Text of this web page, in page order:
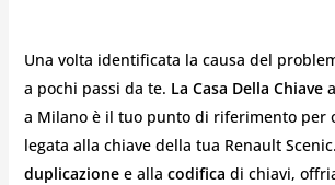
Una volta identificata la causa del
a pochi passi da te. La Casa Della Chiave
a Milano è il tuo punto di riferimento per
legata alla chiave della tua Renault
duplicazionee alla codifica di chiavi,